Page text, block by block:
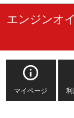
ご利用規約
個人情報保
よくある質
エンジンオ
マイページ 利